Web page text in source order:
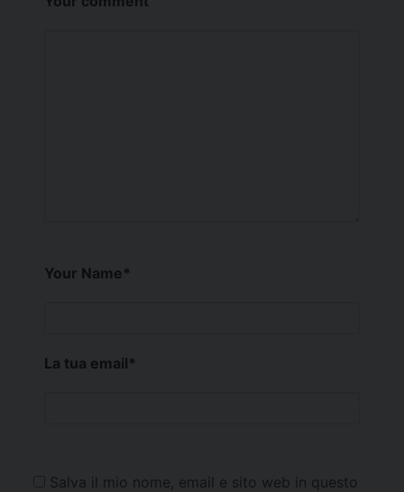
Your Name*
La tua email*
Salva il mio nome, email e sito web in questo